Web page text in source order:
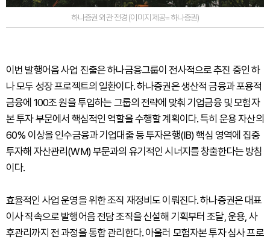
하나증권 외관 전경 (이미지 제공=하나증권)
이번 발행어음 사업 진출은 하나금융그룹이 전사적으로 추진 중인 하
나 모두 성장 프로젝트의 일환이다. 하나증권은 생산적 금융과 포용적
금융에 100조 원을 투입하는 그룹의 전략에 맞춰 기업금융 및 모험자
본 투자 부문에서 핵심적인 역할을 수행할 계획이다. 특히 운용 자산의
60% 이상을 인수금융과 기업대출 등 투자은행(IB) 핵심 영역에 집중
투자해 자산관리(WM) 부문과의 유기적인 시너지를 창출한다는 방침
이다.
효율적인 사업 운영을 위한 조직 재정비도 이뤄진다. 하나증권은 대표
이사 직속으로 발행어음 전담 조직을 신설해 기획부터 조달, 운용, 사
후관리까지 전 과정을 통합 관리한다. 아울러 모험자본 투자 심사 프로